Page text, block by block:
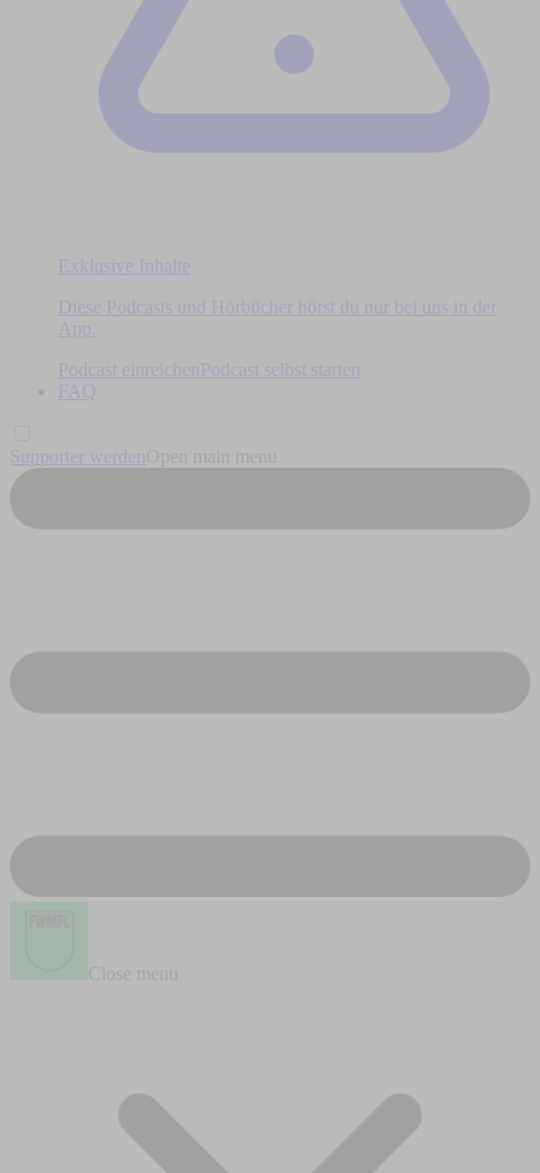
Exklusive Inhalte
Diese Podcasts und Hörbücher hörst du nur bei uns in der
App.
Podcast einreichen
Podcast selbst starten
FAQ
Supporter werden Open main menu
Close menu